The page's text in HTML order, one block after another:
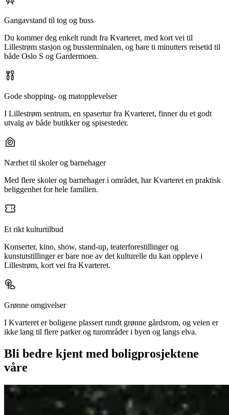
Gangavstand til tog og buss
Du kommer deg enkelt rundt fra Kvarteret, med kort vei til
Lillestrøm stasjon og bussterminalen, og bare ti minutters reisetid til
både Oslo S og Gardermoen.
Gode shopping- og matopplevelser
I Lillestrøm sentrum, en spasertur fra Kvarteret, finner du et godt
utvalg av både butikker og spisesteder.
Nærhet til skoler og barnehager
Med flere skoler og barnehager i området, har Kvarteret en praktisk
beliggenhet for hele familien.
Et rikt kulturtilbud
Konserter, kino, show, stand-up, teaterforestillinger og
kunstutstillinger er bare noe av det kulturelle du kan oppleve i
Lillestrøm, kort vei fra Kvarteret.
Grønne omgivelser
I Kvarteret er boligene plassert rundt grønne gårdsrom, og veien er
ikke lang til flere parker og turområder i byen og langs elva.
Bli bedre kjent med boligprosjektene
våre